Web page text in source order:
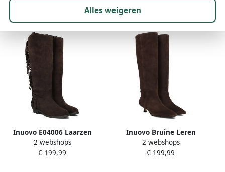
21 resultaten:
Inuovo E04006 Laarzen
Suède Dames Bruin
2 webshops
€ 199,99
Inuovo Bruine Leren
Laarzen voor Stijlvolle
Seizoenen
2 webshops
€ 199,99
Alles weigeren